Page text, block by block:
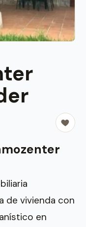
de vivienda con
en